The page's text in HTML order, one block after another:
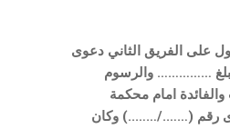
على الفريق الثاني دعوى
…………… والرسوم
امام محكمة
رقم (……./……..) وكان